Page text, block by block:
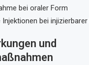
bei oraler Form
bei
und